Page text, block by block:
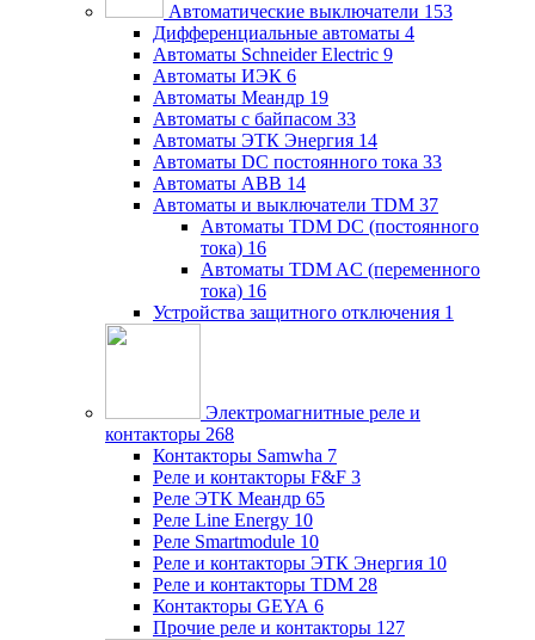
Автоматические выключатели 153
Дифференциальные автоматы 4
Автоматы Schneider Electric 9
Автоматы ИЭК 6
Автоматы Меандр 19
Автоматы с байпасом 33
Автоматы ЭТК Энергия 14
Автоматы DC постоянного тока 33
Автоматы ABB 14
Автоматы и выключатели TDM 37
Автоматы TDM DC (постоянного
тока) 16
Автоматы TDM AC (переменного
тока) 16
Устройства защитного отключения 1
Электромагнитные реле и
контакторы 268
Контакторы Samwha 7
Реле и контакторы F&F 3
Реле ЭТК Меандр 65
Реле Line Energy 10
Реле Smartmodule 10
Реле и контакторы ЭТК Энергия 10
Реле и контакторы TDM 28
Контакторы GEYA 6
Прочие реле и контакторы 127